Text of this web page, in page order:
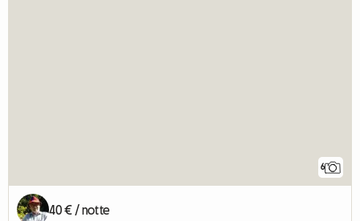
6
40 € / notte